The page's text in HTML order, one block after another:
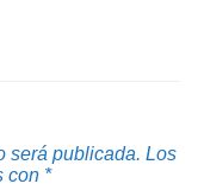
será publicada. Los
con *